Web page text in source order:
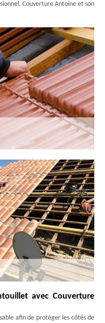
Couverture Antoine et son
avec Couverture
afin de protéger les côtés de